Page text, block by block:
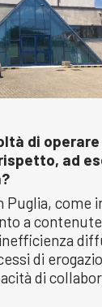
di
ad
Puglia, come
a
di
di